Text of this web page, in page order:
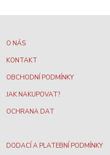
O NÁS
KONTAKT
OBCHODNÍ PODMÍNKY
JAK NAKUPOVAT?
OCHRANA DAT
DODACÍ A PLATEBNÍ PODMÍNKY